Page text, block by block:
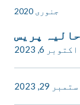
جنوری 2020
حالیہ پریس
6, 2023
2023